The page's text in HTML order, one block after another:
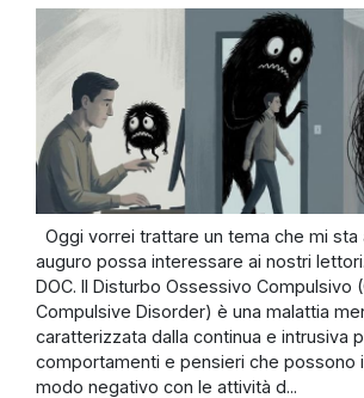
Oggi vorrei trattare un tema che mi sta
auguro possa interessare ai nostri
DOC. Il Disturbo Ossessivo Compulsivo
Compulsive Disorder) è una malattia
caratterizzata dalla continua e intrusiva
comportamenti e pensieri che possono
modo negativo con le attività d...